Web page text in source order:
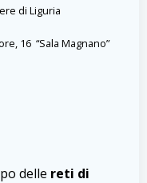
di Liguria
16 “Sala Magnano”
delle reti di